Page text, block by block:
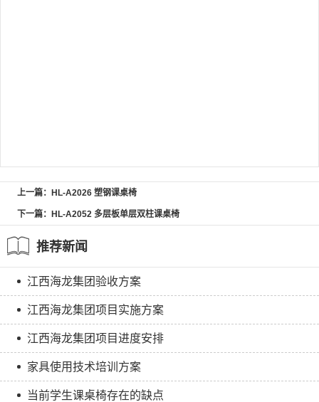
上一篇：HL-A2026 塑钢课桌椅
下一篇：HL-A2052 多层板单层双柱课桌椅
推荐新闻
江西海龙集团验收方案
江西海龙集团项目实施方案
江西海龙集团项目进度安排
家具使用技术培训方案
当前学生课桌椅存在的缺点